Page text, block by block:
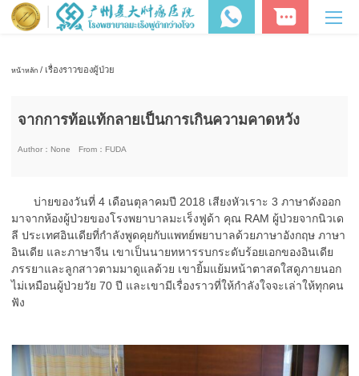
หน้าหลัก/ เรื่องราวของผู้ป่วย
จากการท้อแท้กลายเป็นการเกินความคาดหวัง
Author： None From： FUDA
บ่ายของวันที่ 4 เดือนตุลาคมปี 2018 เสียงหัวเราะ 3 ภาษาดังออก
มาจากห้องผู้ป่วยของโรงพยาบาลมะเร็งฟูด้า คุณ RAM ผู้ป่วยจากนิวเด
ลี ประเทศอินเดียที่กำลังพูดคุยกับแพทย์พยาบาลด้วยภาษาอังกฤษ ภาษา
อินเดีย และภาษาจีน เขาเป็นนายทหารรบกระดับร้อยเอกของอินเดีย
ภรรยาและลูกสาวตามมาดูแลด้วย เขายิ้มแย้มหน้าตาสดใสดูภายนอก
ไม่เหมือนผู้ป่วยวัย 70 ปี และเขามีเรื่องราวที่ให้กำลังใจจะเล่าให้ทุกคน
ฟัง